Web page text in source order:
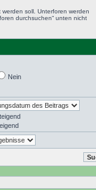
soll. Unterforen werden
durchsuchen“ unten nicht
Nein